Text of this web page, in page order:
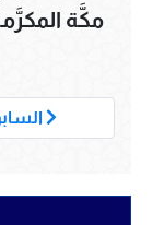
مكَّة